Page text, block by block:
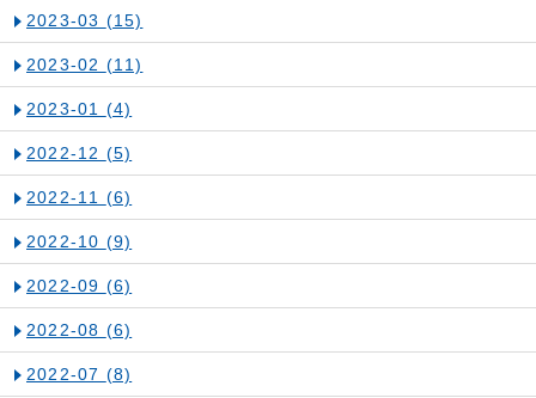
2023-03 (15)
2023-02 (11)
2023-01 (4)
2022-12 (5)
2022-11 (6)
2022-10 (9)
2022-09 (6)
2022-08 (6)
2022-07 (8)